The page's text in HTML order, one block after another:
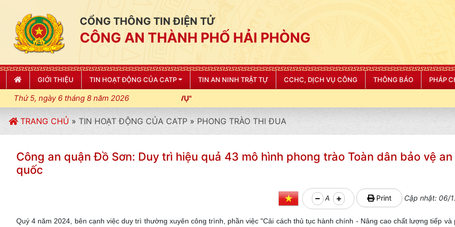
CỔNG THÔNG TIN ĐIỆN TỬ
CÔNG AN THÀNH PHỐ HẢI PHÒNG
GIỚI THIỆU TIN HOẠT ĐỘNG CỦA CATP TIN AN NINH TRẬT TỰ CCHC, DỊCH VỤ CÔNG THÔNG BÁO PHÁP
Thứ 5, ngày 6 tháng 8 năm 2026
TRANG CHỦ » TIN HOẠT ĐỘNG CỦA CATP » PHONG TRÀO THI ĐUA
Công an quận Đồ Sơn: Duy trì hiệu quả 43 mô hình phong trào Toàn dân bảo vệ an
quốc
A Print Cập nhật: 06/
Quý 4 năm 2024, bên cạnh việc duy trì thường xuyên công trình, phần việc "Cải cách thủ tục hành chính - Nâng cao chất lượng tiếp và